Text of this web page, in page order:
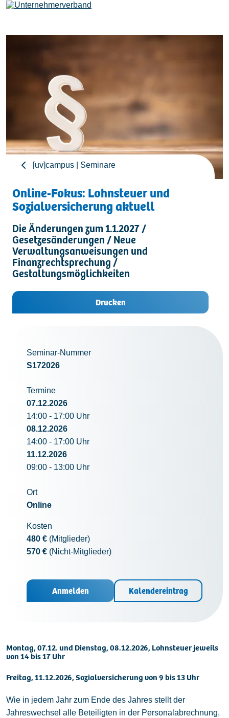
Leistungen
Mitglieder
[uv]campus | Seminare
News & Termine
Verband
Kontakt
[uv]campus | Seminare
Online-Fokus: Lohnsteuer und
Sozialversicherung aktuell
Die Änderungen zum 1.1.2027 /
Gesetzesänderungen / Neue
Verwaltungsanweisungen und
Finanzrechtsprechung /
Gestaltungsmöglichkeiten
Drucken
Montag, 07.12. und Dienstag, 08.12.2026, Lohnsteuer jeweils
von 14 bis 17 Uhr
Freitag, 11.12.2026, Sozialversicherung von 9 bis 13 Uhr
Wie in jedem Jahr zum Ende des Jahres stellt der
Jahreswechsel alle Beteiligten in der Personalabrechnung,
Seminar-Nummer
S172026
Termine
07.12.2026
14:00 - 17:00 Uhr
08.12.2026
14:00 - 17:00 Uhr
11.12.2026
09:00 - 13:00 Uhr
Ort
Online
Kosten
480 € (Mitglieder)
570 € (Nicht-Mitglieder)
Anmelden Kalendereintrag